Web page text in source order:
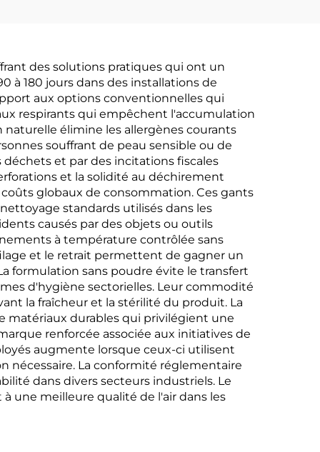
des solutions pratiques qui ont un
à 180 jours dans des installations de
aux options conventionnelles qui
respirants qui empêchent l'accumulation
élimine les allergènes courants
souffrant de peau sensible ou de
et par des incitations fiscales
et la solidité au déchirement
globaux de consommation. Ces gants
standards utilisés dans les
causés par des objets ou outils
à température contrôlée sans
et le retrait permettent de gagner un
formulation sans poudre évite le transfert
d'hygiène sectorielles. Leur commodité
la fraîcheur et la stérilité du produit. La
matériaux durables qui privilégient une
renforcée associée aux initiatives de
augmente lorsque ceux-ci utilisent
nécessaire. La conformité réglementaire
dans divers secteurs industriels. Le
une meilleure qualité de l'air dans les